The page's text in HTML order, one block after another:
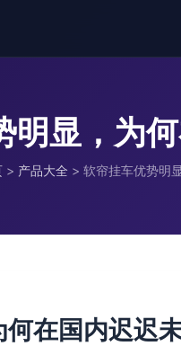
明显，为
> 产品大全 > 软帘挂车优势明
在国内迟迟